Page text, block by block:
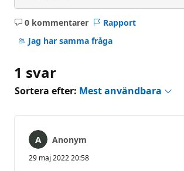
0 kommentarer
Inga
kommentarer
Rapport
Jag har samma fråga
1 svar
Sortera efter: Mest användbara
Anonym
29 maj 2022 20:58